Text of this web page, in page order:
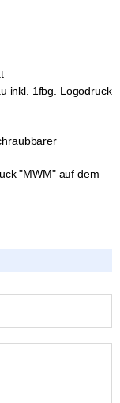
inkl. 1fbg. Logodruck
"MWM" auf dem